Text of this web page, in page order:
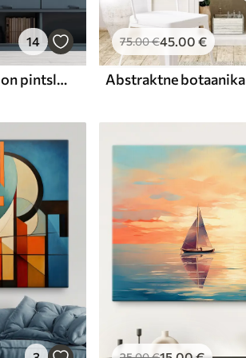
14
Abstraktne maja imitatsioon pintslitõmme
75.00€45.00 €
Abstraktne botaanika